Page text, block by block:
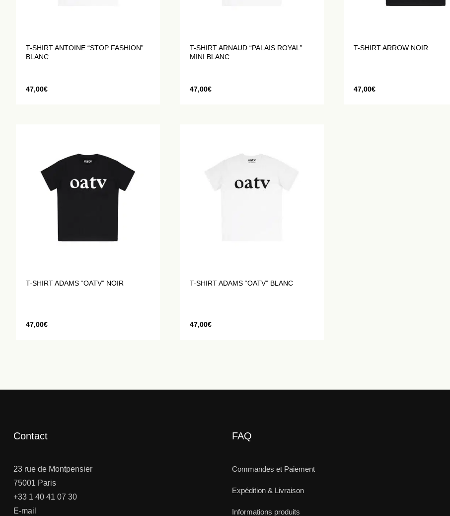
T-SHIRT ANTOINE “STOP FASHION”
BLANC
47,00€
T-SHIRT ARNAUD “PALAIS ROYAL”
MINI BLANC
47,00€
T-SHIRT ARROW NOIR
47,00€
T-SHIRT ADAMS “OATV” NOIR
47,00€
T-SHIRT ADAMS “OATV” BLANC
47,00€
Contact
23 rue de Montpensier
75001 Paris
+33 1 40 41 07 30
E-mail
FAQ
Commandes et Paiement
Expédition & Livraison
Informations produits